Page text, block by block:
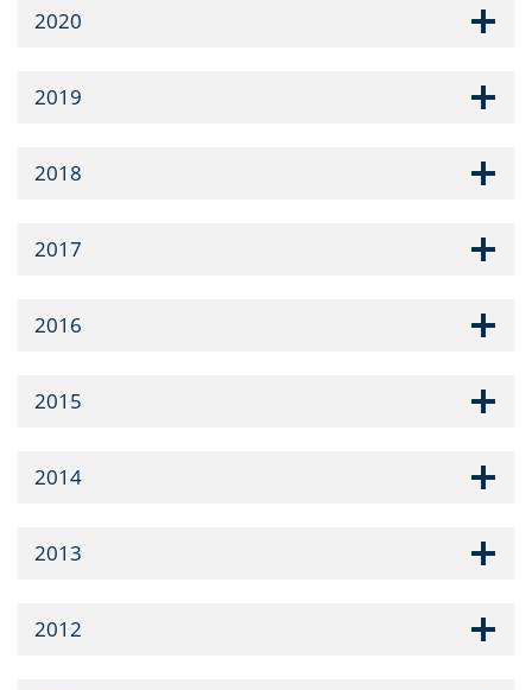
2020
2019
2018
2017
2016
2015
2014
2013
2012